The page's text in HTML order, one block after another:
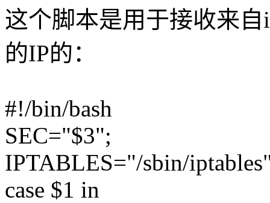
这个脚本是用于接收来
的IP的：
#!/bin/bash
SEC="$3";
IPTABLES="/sbin/
case $1 in